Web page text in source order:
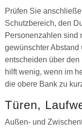
Prüfen Sie
Schutzbereich, den
Personenzahlen sind
gewünschter
entscheiden über
hilft wenig, wenn im
die obere Bank zu
Türen,
Außen- und